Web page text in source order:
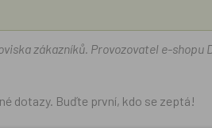
zákazníků. Provozovatel e-
dotazy. Buďte první, kdo se zeptá!